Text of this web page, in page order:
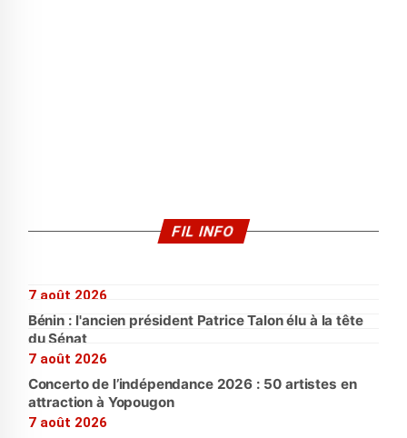
FIL INFO
7 août 2026
Bénin : l'ancien président Patrice Talon élu à la tête
du Sénat
7 août 2026
Concerto de l’indépendance 2026 : 50 artistes en
attraction à Yopougon
7 août 2026